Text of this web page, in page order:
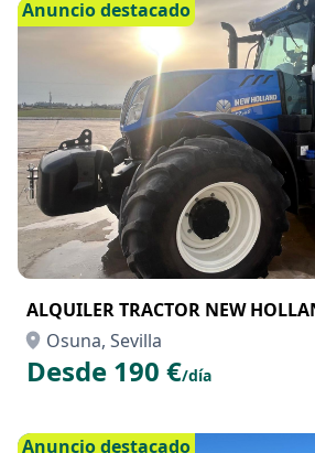
Anuncio destacado
ALQUILER TRACTOR NEW
Osuna, Sevilla
Desde 190 €/día
Anuncio destacado